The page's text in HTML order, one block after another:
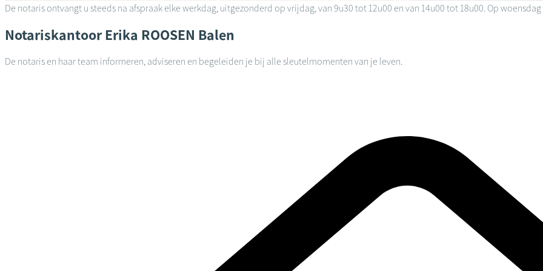
De notaris ontvangt u steeds na afspraak elke werkdag, uitgezonderd op vrijdag, van 9u30 tot 12u00 en van 14u00 tot 18u00. Op
Notariskantoor Erika ROOSEN Balen
De notaris en haar team informeren, adviseren en begeleiden je bij alle sleutelmomenten van je leven.